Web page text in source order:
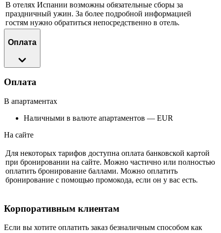
В отелях Испании возможны обязательные сборы за
праздничный ужин. За более подробной информацией
гостям нужно обратиться непосредственно в отель.
Оплата
Оплата
В апартаментах
Наличными в валюте апартаментов — EUR
На сайте
Для некоторых тарифов доступна оплата банковской картой
при бронировании на сайте. Можно частично или полностью
оплатить бронирование баллами. Можно оплатить
бронирование с помощью промокода, если он у вас есть.
Корпоративным клиентам
Если вы хотите оплатить заказ безналичным способом как